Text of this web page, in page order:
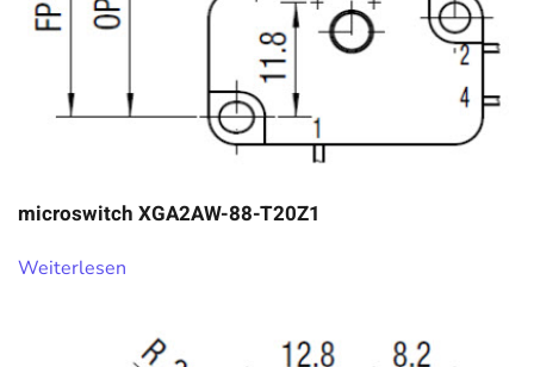
microswitch XGA2AW-88-T20Z1
Weiterlesen